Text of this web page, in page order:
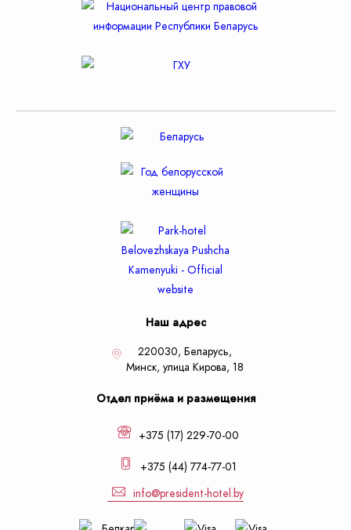
Наш адрес
220030, Беларусь,
Минск, улица Кирова, 18
Отдел приёма и размещения
+375 (17) 229-70-00
+375 (44) 774-77-01
info@president-hotel.by